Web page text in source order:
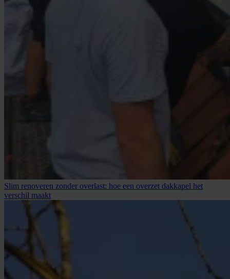
Slim renoveren zonder overlast: hoe een overzet dakkapel het
verschil maakt